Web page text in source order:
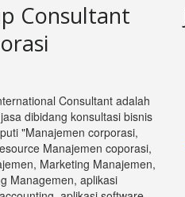
Consultant
Consultant adalah
dibidang konsultasi bisnis
"Manajemen corporasi,
Manajemen coporasi,
Marketing Manajemen,
Managemen, aplikasi